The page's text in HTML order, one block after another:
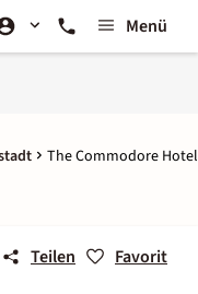
Menü
The Commodore Hotel
Teilen Favorit